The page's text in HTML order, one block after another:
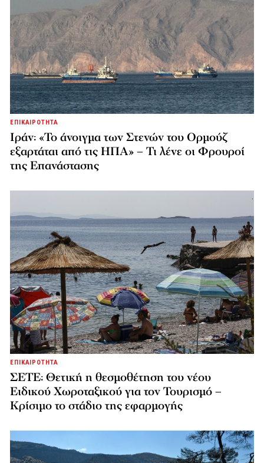
ΕΠΙΚΑΙΡΟΤΗΤΑ
Ιράν: «Το άνοιγμα των Στενών του Ορμούζ
εξαρτάται από τις ΗΠΑ» – Τι λένε οι Φρουροί
της Επανάστασης
ΕΠΙΚΑΙΡΟΤΗΤΑ
ΣΕΤΕ: Θετική η θεσμοθέτηση του νέου
Ειδικού Χωροταξικού για τον Τουρισμό –
Κρίσιμο το στάδιο της εφαρμογής